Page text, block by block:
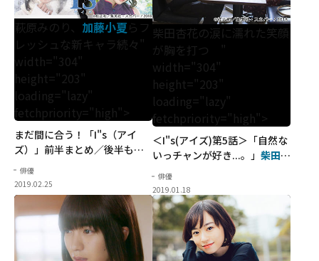
萩原みのり、 加藤小夏らフ
レッシュな新キャラ続々"
width="304"
height="203"
loading="lazy"
fetchpriority="high">
まだ間に合う！「I"s（アイ
ズ）」前半まとめ／後半も萩
原みのり
シュな新キャラ続々
俳優
2019.02.25
柴田杏花の涙に濡れた笑顔
が胸を打つ "
width="304"
height="203"
loading="lazy"
fetchpriority="high">
＜I"s(アイズ)第5話＞「自然な
いっチャンが好き...。」 柴田杏
花の涙に濡れた笑顔が胸を打
つ
俳優
2019.01.18